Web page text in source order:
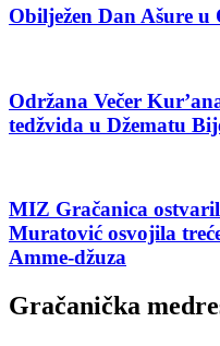
Obilježen Dan Ašure u
Održana Večer
tedžvida u Džematu
MIZ Gračanica
Muratović osvojila
Amme-džuza
Gračanička